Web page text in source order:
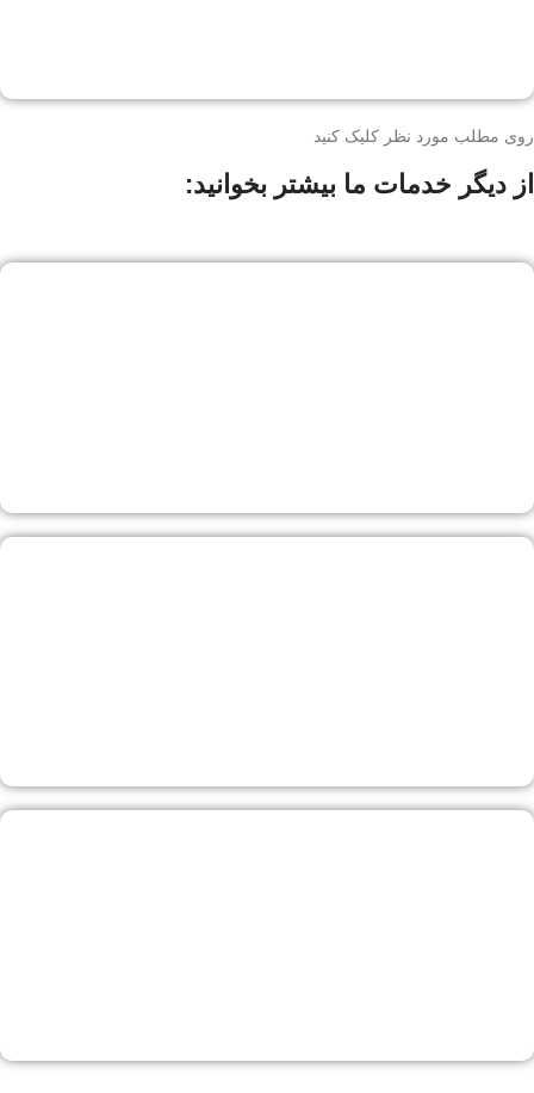
روی مطلب مورد نظر کلیک کنید
از دیگر خدمات ما بیشتر بخوانید: